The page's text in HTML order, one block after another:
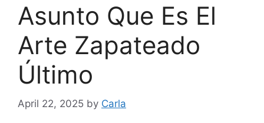
Asunto Que Es El
Arte Zapateado
Último
April 22, 2025 by Carla